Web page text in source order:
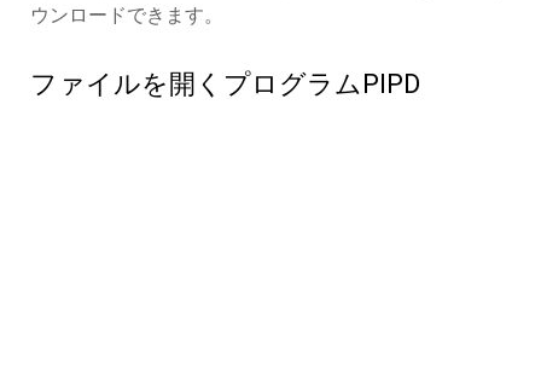
ウンロードできます。
ファイルを開くプログラムPIPD